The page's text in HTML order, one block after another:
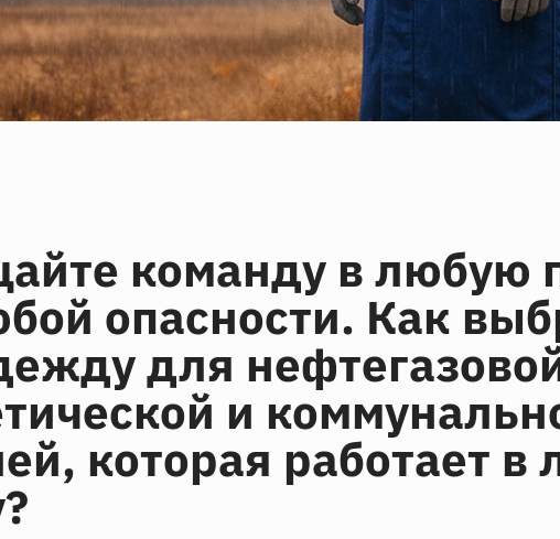
команду в любую
опасности. Как
для
и
которая работает